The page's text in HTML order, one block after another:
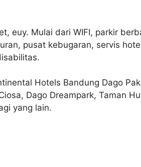
euy. Mulai dari WIFI, parkir
pusat kebugaran, servis
Hotels Bandung Dago
Dago Dreampark, Taman
yang lain.